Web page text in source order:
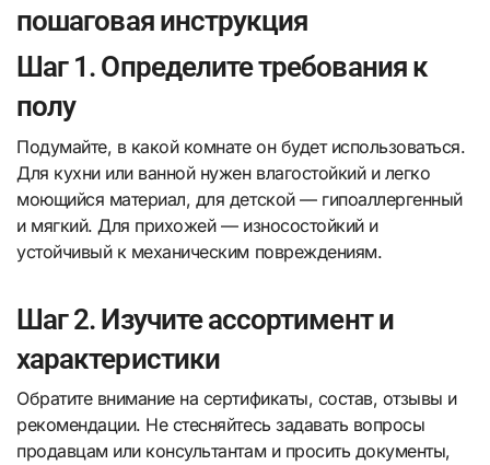
пошаговая инструкция
Шаг 1. Определите требования к
полу
Подумайте, в какой комнате он будет использоваться.
Для кухни или ванной нужен влагостойкий и легко
моющийся материал, для детской — гипоаллергенный
и мягкий. Для прихожей — износостойкий и
устойчивый к механическим повреждениям.
Шаг 2. Изучите ассортимент и
характеристики
Обратите внимание на сертификаты, состав, отзывы и
рекомендации. Не стесняйтесь задавать вопросы
продавцам или консультантам и просить документы,